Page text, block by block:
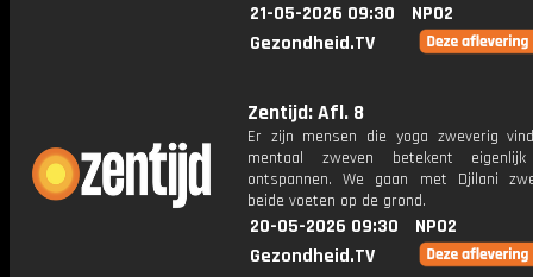
21-05-2026 09:30
NPO2
Gezondheid.TV
Zentijd: Afl. 8
Er zijn mensen die yoga zweverig
mentaal zweven betekent
ontspannen. We gaan met Djilani
beide voeten op de grond.
20-05-2026 09:30
NPO2
Gezondheid.TV